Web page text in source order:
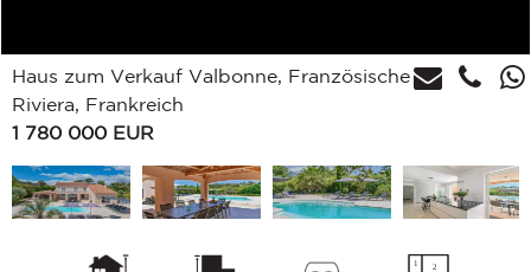
Haus zum Verkauf Valbonne, Französische
Riviera, Frankreich
1 780 000 EUR